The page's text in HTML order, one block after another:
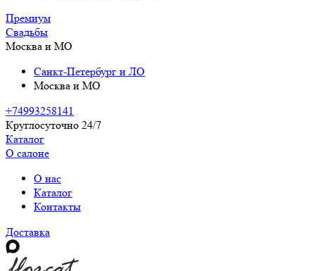
Премиум
Свадьбы
Москва и МО
Санкт-Петербург и ЛО
Москва и МО
+74993258141
Круглосуточно 24/7
Каталог
О салоне
О нас
Каталог
Контакты
Доставка